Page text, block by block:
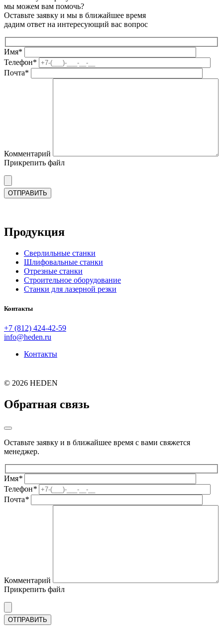
мы можем вам помочь?
Оставьте заявку и мы в ближайшее время
дадим ответ на интересующий вас вопрос
Имя*
Телефон*
Почта*
Комментарий
Прикрепить файл
Продукция
Сверлильные станки
Шлифовальные станки
Отрезные станки
Строительное оборудование
Станки для лазерной резки
Контакты
+7 (812) 424-42-59
info@heden.ru
Контакты
© 2026 HEDEN
Обратная связь
Оставьте заявку и в ближайшее время с вами свяжется
менеджер.
Имя*
Телефон*
Почта*
Комментарий
Прикрепить файл